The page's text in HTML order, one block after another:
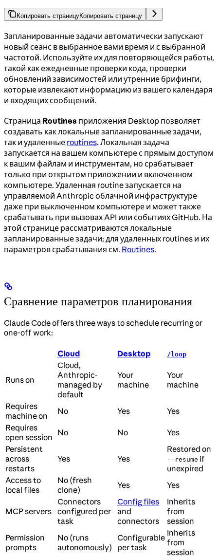
Копировать страницуКопировать страницу
Запланированные задачи автоматически запускают
новый сеанс в выбранное вами время и с выбранной
частотой. Используйте их для повторяющейся работы,
такой как ежедневные проверки кода, проверки
обновлений зависимостей или утренние брифинги,
которые извлекают информацию из вашего календаря
и входящих сообщений.
Страница Routines приложения Desktop позволяет
создавать как локальные запланированные задачи,
так и удаленные routines. Локальная задача
запускается на вашем компьютере с прямым доступом
к вашим файлам и инструментам, но срабатывает
только при открытом приложении и включенном
компьютере. Удаленная routine запускается на
управляемой Anthropic облачной инфраструктуре
даже при выключенном компьютере и может также
срабатывать при вызовах API или событиях GitHub. На
этой странице рассматриваются локальные
запланированные задачи; для удаленных routines и их
параметров срабатывания см. Routines.
Сравнение параметров планирования
Claude Code offers three ways to schedule recurring or
one-off work:
Cloud Desktop /loop
Runs on
Cloud,
Anthropic-
managed by
default
Your
machine
Your
machine
Requires
machine on
No Yes
Yes
Requires
open session No No
Yes
Persistent
across
restarts
Yes Yes
Restored on
--resume if
unexpired
Access to
local files
No (fresh
clone)
Yes Yes
MCP servers
Connectors
configured per
task
Config files
and
connectors
Inherits
from
session
Permission
prompts
No (runs
autonomously)
Configurable
per task
Inherits
from
session